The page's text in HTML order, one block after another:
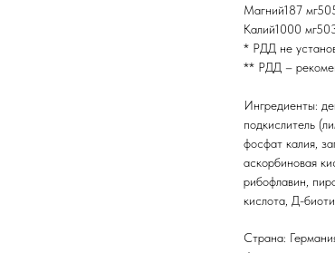
Магний187
Калий1000
* РДД не
** РДД –
Ингредиенты:
подкислитель
фосфат калия,
аскорбиновая
рибофлавин,
кислота, Д-
Страна: